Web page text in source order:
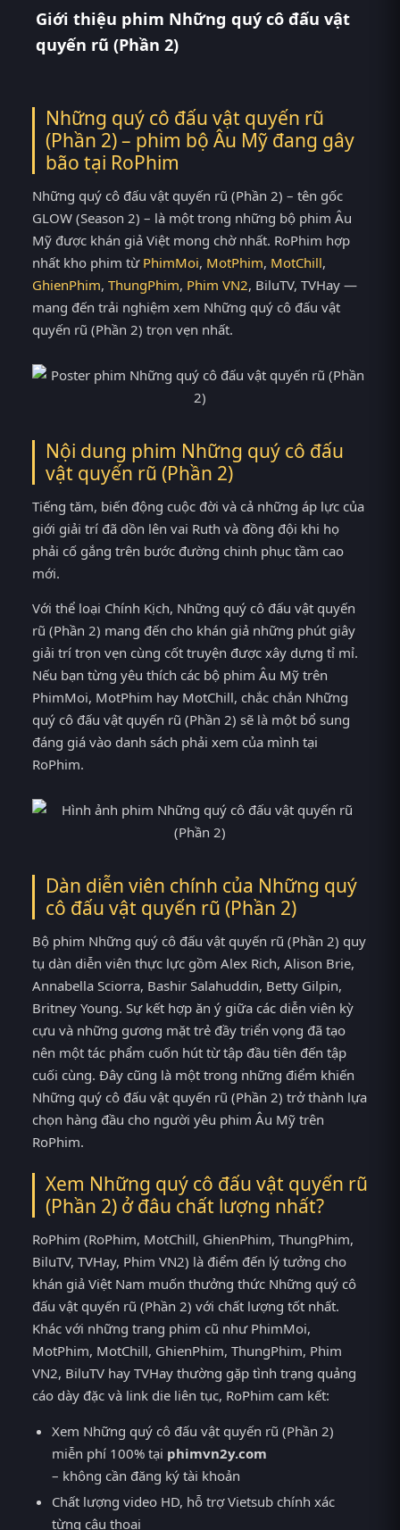
Giới thiệu phim Những quý cô đấu vật
quyến rũ (Phần 2)
Những quý cô đấu vật quyến rũ
(Phần 2) – phim bộ Âu Mỹ đang gây
bão tại RoPhim
Những quý cô đấu vật quyến rũ (Phần 2) – tên gốc
GLOW (Season 2) – là một trong những bộ phim Âu
Mỹ được khán giả Việt mong chờ nhất. RoPhim hợp
nhất kho phim từ PhimMoi, MotPhim, MotChill,
GhienPhim, ThungPhim, Phim VN2, BiluTV, TVHay —
mang đến trải nghiệm xem Những quý cô đấu vật
quyến rũ (Phần 2) trọn vẹn nhất.
Nội dung phim Những quý cô đấu
vật quyến rũ (Phần 2)
Tiếng tăm, biến động cuộc đời và cả những áp lực của
giới giải trí đã dồn lên vai Ruth và đồng đội khi họ
phải cố gắng trên bước đường chinh phục tầm cao
mới.
Với thể loại Chính Kịch, Những quý cô đấu vật quyến
rũ (Phần 2) mang đến cho khán giả những phút giây
giải trí trọn vẹn cùng cốt truyện được xây dựng tỉ mỉ.
Nếu bạn từng yêu thích các bộ phim Âu Mỹ trên
PhimMoi, MotPhim hay MotChill, chắc chắn Những
quý cô đấu vật quyến rũ (Phần 2) sẽ là một bổ sung
đáng giá vào danh sách phải xem của mình tại
RoPhim.
Dàn diễn viên chính của Những quý
cô đấu vật quyến rũ (Phần 2)
Bộ phim Những quý cô đấu vật quyến rũ (Phần 2) quy
tụ dàn diễn viên thực lực gồm Alex Rich, Alison Brie,
Annabella Sciorra, Bashir Salahuddin, Betty Gilpin,
Britney Young. Sự kết hợp ăn ý giữa các diễn viên kỳ
cựu và những gương mặt trẻ đầy triển vọng đã tạo
nên một tác phẩm cuốn hút từ tập đầu tiên đến tập
cuối cùng. Đây cũng là một trong những điểm khiến
Những quý cô đấu vật quyến rũ (Phần 2) trở thành lựa
chọn hàng đầu cho người yêu phim Âu Mỹ trên
RoPhim.
Xem Những quý cô đấu vật quyến rũ
(Phần 2) ở đâu chất lượng nhất?
RoPhim (RoPhim, MotChill, GhienPhim, ThungPhim,
BiluTV, TVHay, Phim VN2) là điểm đến lý tưởng cho
khán giả Việt Nam muốn thưởng thức Những quý cô
đấu vật quyến rũ (Phần 2) với chất lượng tốt nhất.
Khác với những trang phim cũ như PhimMoi,
MotPhim, MotChill, GhienPhim, ThungPhim, Phim
VN2, BiluTV hay TVHay thường gặp tình trạng quảng
cáo dày đặc và link die liên tục, RoPhim cam kết:
Xem Những quý cô đấu vật quyến rũ (Phần 2)
miễn phí 100% tại phimvn2y.com
– không cần đăng ký tài khoản
Chất lượng video HD, hỗ trợ Vietsub chính xác
từng câu thoại